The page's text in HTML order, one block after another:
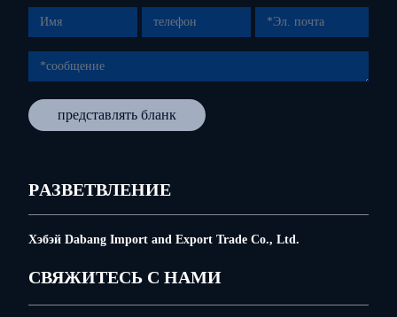
представлять бланк
PАЗВЕТВЛЕНИЕ
Хэбэй Dabang Import and Export Trade Co., Ltd.
СВЯЖИТЕСЬ С НАМИ